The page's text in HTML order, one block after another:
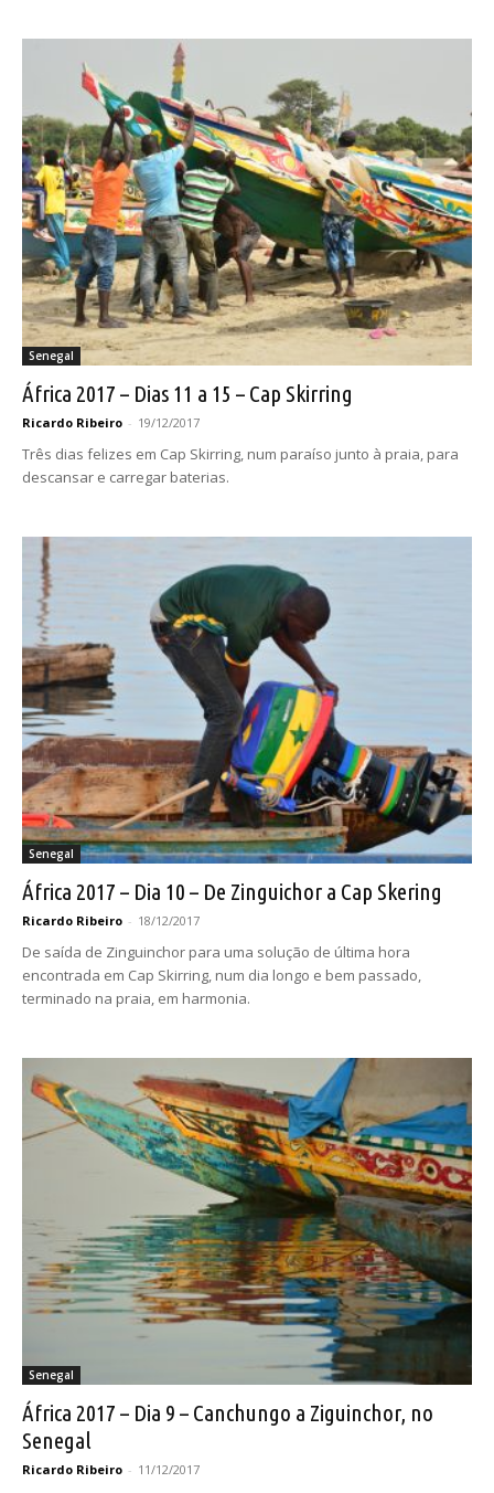
Senegal
África 2017 – Dias 11 a 15 – Cap Skirring
Ricardo Ribeiro - 19/12/2017
Três dias felizes em Cap Skirring, num paraíso junto à praia, para
descansar e carregar baterias.
Senegal
África 2017 – Dia 10 – De Zinguichor a Cap Skering
Ricardo Ribeiro - 18/12/2017
De saída de Zinguinchor para uma solução de última hora
encontrada em Cap Skirring, num dia longo e bem passado,
terminado na praia, em harmonia.
Senegal
África 2017 – Dia 9 – Canchungo a Ziguinchor, no
Senegal
Ricardo Ribeiro - 11/12/2017